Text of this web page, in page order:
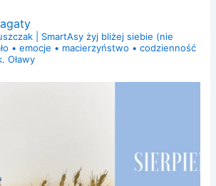
| SmartAsy żyj bliżej siebie (nie
• emocje • macierzyństwo • codzienność
Oławy